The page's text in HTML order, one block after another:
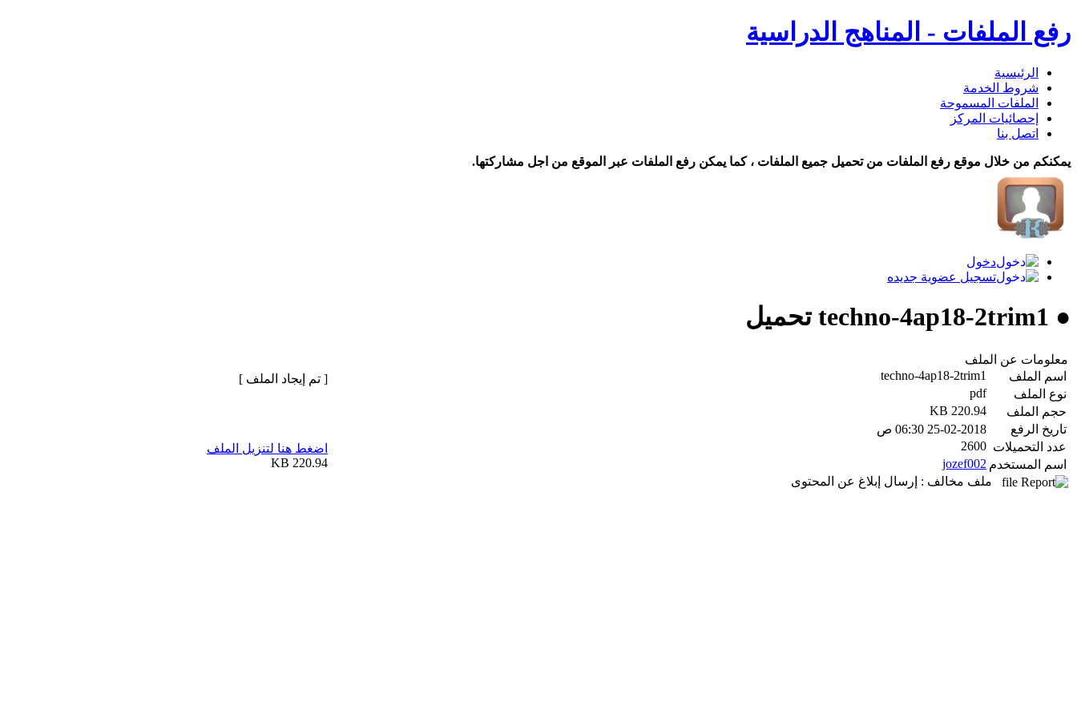
رفع الملفات - المناهج الدراسية
الرئيسية
شروط الخدمة
الملفات المسموحة
إحصائيات المركز
اتصل بنا
يمكنكم من خلال موقع رفع الملفات من تحميل جميع الملفات ، كما يمكن رفع الملفات عبر الموقع من اجل مشاركتها.
دخول
تسجيل عضوية جديده
● techno-4ap18-2trim1 تحميل
معلومات عن الملف
اسم الملف
techno-4ap18-2trim1
نوع الملف
pdf
حجم الملف
220.94 KB
تاريخ الرفع
25-02-2018 06:30 ص
عدد التحميلات 2600
اسم المستخدم jozef002
ملف مخالف : إرسال إبلاغ عن المحتوى
[ تم إيجاد الملف ]
اضغط هنا لتنزيل الملف
220.94 KB